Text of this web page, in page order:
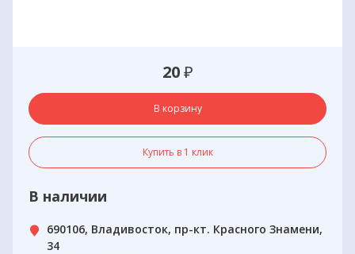
20₽
В корзину
Купить в 1 клик
В наличии
690106, Владивосток, пр-кт. Красного Знамени,
34